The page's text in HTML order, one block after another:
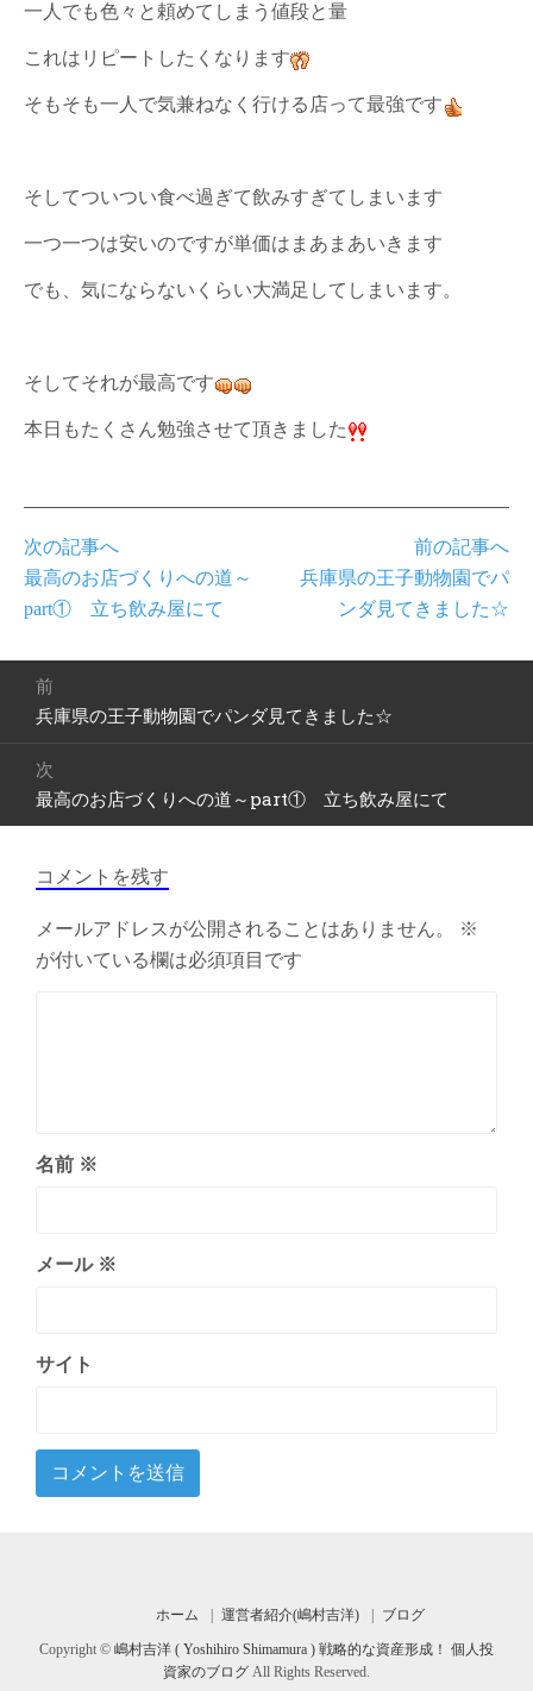
一人でも色々と頼めてしまう値段と量
これはリピートしたくなります
そもそも一人で気兼ねなく行ける店って最強です
そしてついつい食べ過ぎて飲みすぎてしまいます
一つ一つは安いのですが単価はまあまあいきます
でも、気にならないくらい大満足してしまいます。
そしてそれが最高です
本日もたくさん勉強させて頂きました
前の記事へ
兵庫県の王子動物園でパ
ンダ見てきました☆
次の記事へ
最高のお店づくりへの道～
part① 立ち飲み屋にて
前
前
投
稿:
兵庫県の王子動物園でパンダ見てきました☆
次
次
の
稿:
最高のお店づくりへの道～part① 立ち飲み屋にて
コメントを残す
メールアドレスが公開されることはありません。
※
が付いている欄は必須項目です
名前 ※
メール ※
サイト
ホーム 運営者紹介(嶋村吉洋) ブログ
Copyright © 嶋村吉洋 ( Yoshihiro Shimamura ) 戦略的な資産形成！ 個人投
資家のブログ All Rights Reserved.